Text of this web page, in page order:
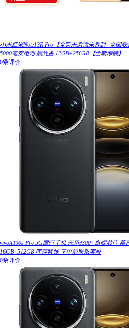
小米红米Note13R Pro【全新未激活未拆封+全国
5000毫安电池 晨光金 12GB+256GB【全新原装】
0条评价
vivoX100s Pro 5G国行手机 天玑9300+旗舰芯片 蔡
16GB+512GB 库存紧张 下单前联系客服
0条评价